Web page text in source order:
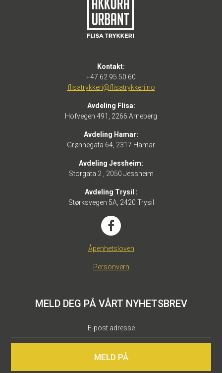
Kontakt:
+47 62 95 50 60
flisatrykkeri@flisatrykkeri.no
Avdeling Flisa:
Hofvegen 491, 2266 Arneberg
Avdeling Hamar:
Grønnegata 64, 2317 Hamar
Avdeling Jessheim:
Storgata 2 , 2050 Jessheim
Avdeling Trysil :
Størksvegen 5A, 2420 Trysil
Åpenhetsloven
Personvern
MELD DEG PÅ VÅRT NYHETSBREV
MELD PÅ